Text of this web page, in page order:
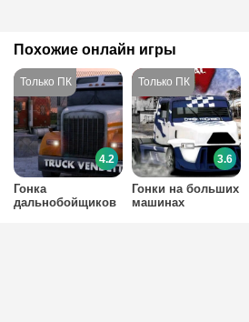
Похожие онлайн игры
Гонка
дальнобойщиков
4.2
Гонки на больших
машинах
3.6